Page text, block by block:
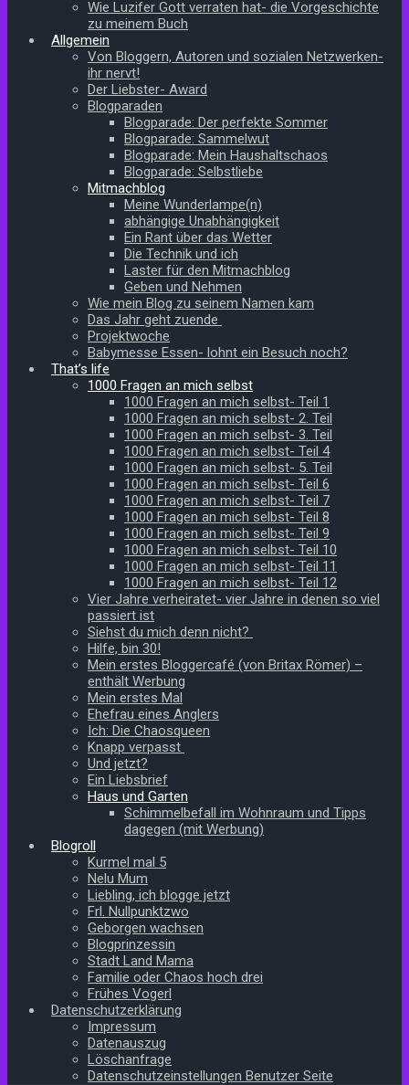
Wie Luzifer Gott verraten hat- die Vorgeschichte
zu meinem Buch
Allgemein
Von Bloggern, Autoren und sozialen Netzwerken-
ihr nervt!
Der Liebster- Award
Blogparaden
Blogparade: Der perfekte Sommer
Blogparade: Sammelwut
Blogparade: Mein Haushaltschaos
Blogparade: Selbstliebe
Mitmachblog
Meine Wunderlampe(n)
abhängige Unabhängigkeit
Ein Rant über das Wetter
Die Technik und ich
Laster für den Mitmachblog
Geben und Nehmen
Wie mein Blog zu seinem Namen kam
Das Jahr geht zuende
Projektwoche
Babymesse Essen- lohnt ein Besuch noch?
That’s life
1000 Fragen an mich selbst
1000 Fragen an mich selbst- Teil 1
1000 Fragen an mich selbst- 2. Teil
1000 Fragen an mich selbst- 3. Teil
1000 Fragen an mich selbst- Teil 4
1000 Fragen an mich selbst- 5. Teil
1000 Fragen an mich selbst- Teil 6
1000 Fragen an mich selbst- Teil 7
1000 Fragen an mich selbst- Teil 8
1000 Fragen an mich selbst- Teil 9
1000 Fragen an mich selbst- Teil 10
1000 Fragen an mich selbst- Teil 11
1000 Fragen an mich selbst- Teil 12
Vier Jahre verheiratet- vier Jahre in denen so viel
passiert ist
Siehst du mich denn nicht?
Hilfe, bin 30!
Mein erstes Bloggercafé (von Britax Römer) –
enthält Werbung
Mein erstes Mal
Ehefrau eines Anglers
Ich: Die Chaosqueen
Knapp verpasst
Und jetzt?
Ein Liebsbrief
Haus und Garten
Schimmelbefall im Wohnraum und Tipps
dagegen (mit Werbung)
Blogroll
Kurmel mal 5
Nelu Mum
Liebling, ich blogge jetzt
Frl. Nullpunktzwo
Geborgen wachsen
Blogprinzessin
Stadt Land Mama
Familie oder Chaos hoch drei
Frühes Vogerl
Datenschutzerklärung
Impressum
Datenauszug
Löschanfrage
Datenschutzeinstellungen Benutzer Seite